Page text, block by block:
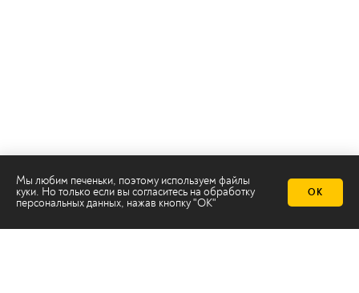
Мы любим печеньки, поэтому используем файлы
куки. Но только если вы согласитесь на обработку
персональных данных, нажав кнопку "ОК"
ОК
Телеканал 2х2
Все авторы